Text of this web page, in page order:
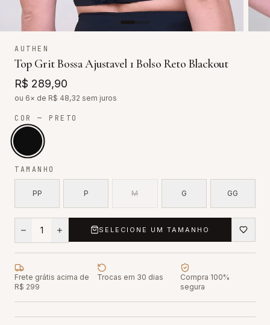
AUTHEN
Top Grit Bossa Ajustavel 1 Bolso Reto Blackout
R$ 289,90
ou 6× de R$ 48,32 sem juros
COR — PRETO
TAMANHO
PP P M G GG
1 SELECIONE UM TAMANHO
Frete grátis acima de
R$ 299
Trocas em 30 dias
Compra 100%
segura